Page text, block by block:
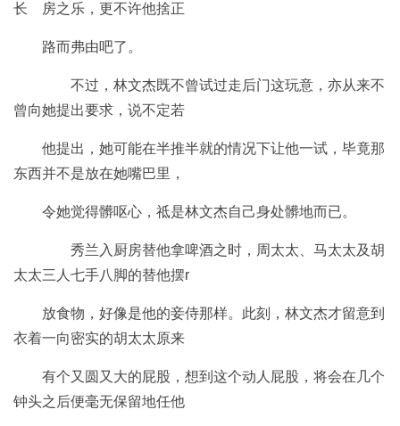
长 房之乐，更不许他捨正
路而弗由吧了。
不过，林文杰既不曾试过走后门这玩意，亦从来不
曾向她提出要求，说不定若
他提出，她可能在半推半就的情况下让他一试，毕竟那
东西并不是放在她嘴巴里，
令她觉得髒呕心，祗是林文杰自己身处髒地而已。
秀兰入厨房替他拿啤酒之时，周太太、马太太及胡
太太三人七手八脚的替他摆r
放食物，好像是他的妾侍那样。此刻，林文杰才留意到
衣着一向密实的胡太太原来
有个又圆又大的屁股，想到这个动人屁股，将会在几个
钟头之后便毫无保留地任他